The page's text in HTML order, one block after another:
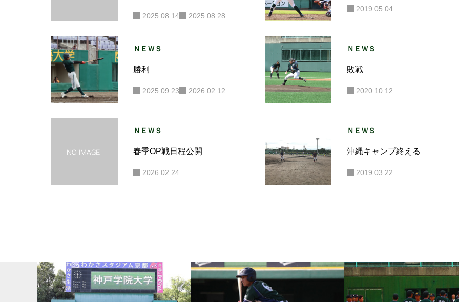
2025.08.14 2025.08.28
2019.05.04
ＮＥＷＳ
勝利
2025.09.23 2026.02.12
ＮＥＷＳ
敗戦
2020.10.12
ＮＥＷＳ
春季OP戦日程公開
2026.02.24
ＮＥＷＳ
沖縄キャンプ終える
2019.03.22